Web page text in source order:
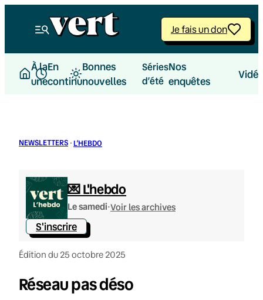
Je fais un don
À la
une
En
continu
Bonnes
nouvelles
Séries
d’été
Nos
enquêtes
NEWSLETTERS · L’HEBDO
💌 L'hebdo
Le samedi·Voir les archives
S'inscrire
Édition du 25 octobre 2025
Réseau pas déso